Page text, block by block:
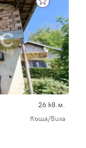
26 кв.м.
Къща/Вила